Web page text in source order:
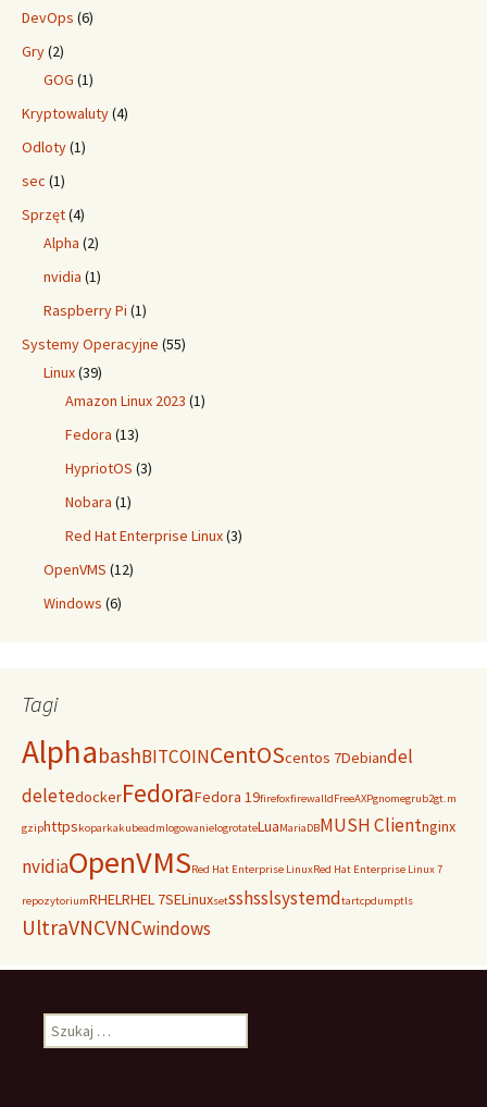
DevOps (6)
Gry(2)
GOG (1)
Kryptowaluty(4)
Odloty(1)
sec (1)
Sprzęt(4)
Alpha (2)
nvidia (1)
Raspberry Pi (1)
Systemy Operacyjne (55)
Linux(39)
Amazon Linux 2023 (1)
Fedora (13)
HypriotOS (3)
Nobara (1)
Red Hat Enterprise Linux(3)
OpenVMS (12)
Windows (6)
Tagi
AlphabashBITCOINCentOScentos 7Debiandel
deletedockerFedoraFedora 19firefoxfirewalldFreeAXPgnomegrub2gt.m
gziphttpskoparkakubeadmlogowanielogrotateLuaMariaDBMUSH Clientnginx
nvidiaOpenVMSRed Hat Enterprise LinuxRed Hat Enterprise Linux 7
repozytoriumRHELRHEL 7SELinuxsetsshsslsystemdtartcpdumptls
UltraVNCVNCwindows
Szukaj: